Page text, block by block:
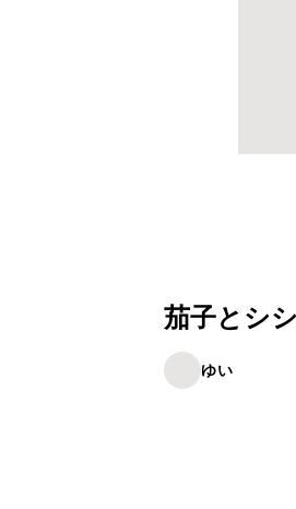
茄子とシ
ゆい